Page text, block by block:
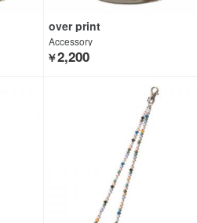
over print
Accessory
￥2,200